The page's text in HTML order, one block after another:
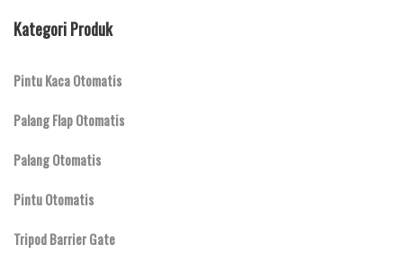
Kategori Produk
Pintu Kaca Otomatis
Palang Flap Otomatis
Palang Otomatis
Pintu Otomatis
Tripod Barrier Gate